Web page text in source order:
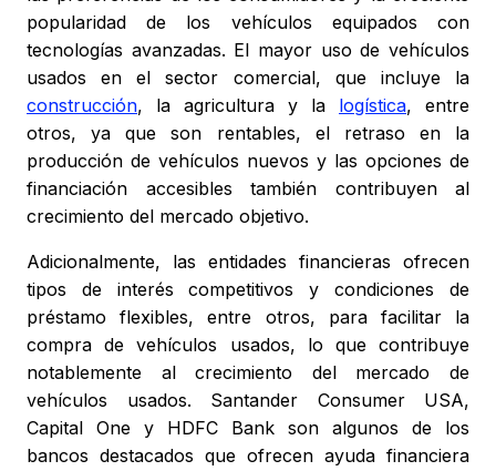
popularidad de los vehículos equipados con
tecnologías avanzadas. El mayor uso de vehículos
usados en el sector comercial, que incluye la
construcción, la agricultura y la logística, entre
otros, ya que son rentables, el retraso en la
producción de vehículos nuevos y las opciones de
financiación accesibles también contribuyen al
crecimiento del mercado objetivo.
Adicionalmente, las entidades financieras ofrecen
tipos de interés competitivos y condiciones de
préstamo flexibles, entre otros, para facilitar la
compra de vehículos usados, lo que contribuye
notablemente al crecimiento del mercado de
vehículos usados. Santander Consumer USA,
Capital One y HDFC Bank son algunos de los
bancos destacados que ofrecen ayuda financiera